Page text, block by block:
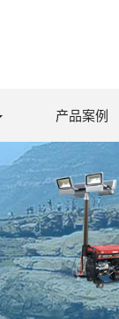
产品案例